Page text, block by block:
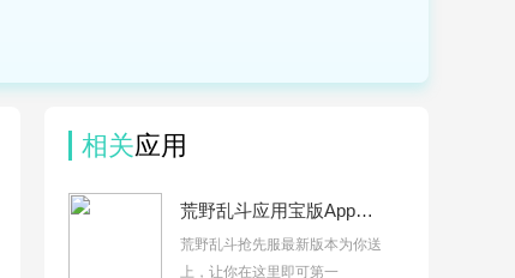
相关应用
荒野乱斗应用宝版App下载v66.13.1
荒野乱斗抢先服最新版本为你送
上，让你在这里即可第一